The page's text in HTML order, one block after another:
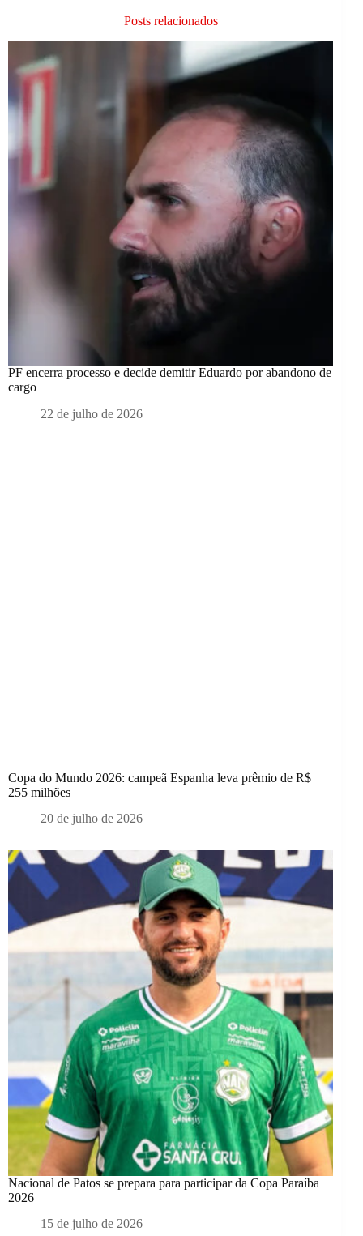
Posts relacionados
PF encerra processo e decide demitir Eduardo por abandono de
cargo
22 de julho de 2026
Copa do Mundo 2026: campeã Espanha leva prêmio de R$
255 milhões
20 de julho de 2026
Nacional de Patos se prepara para participar da Copa Paraíba
2026
15 de julho de 2026